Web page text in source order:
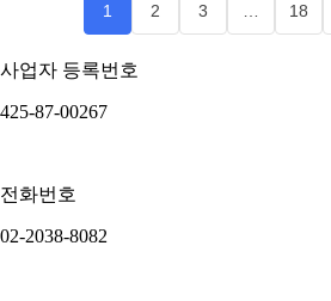
1 2 3 … 18
사업자 등록번호
425-87-00267
전화번호
02-2038-8082